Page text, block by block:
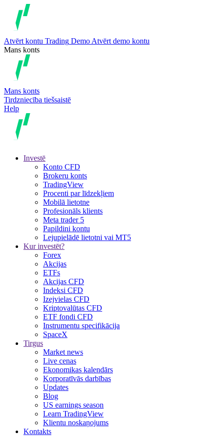
Atvērt kontu Trading Demo Atvērt demo kontu
Mans konts
Mans konts
Tirdzniecība tiešsaistē
Help
Investē
Konto CFD
Brokeru konts
TradingView
Procenti par līdzekļiem
Mobilā lietotne
Profesionāls klients
Meta trader 5
Papildini kontu
Lejupielādē lietotni vai MT5
Kur investēt?
Forex
Akcijas
ETFs
Akcijas CFD
Indeksi CFD
Izejvielas CFD
Kriptovalūtas CFD
ETF fondi CFD
Instrumentu specifikācija
SpaceX
Tirgus
Market news
Live cenas
Ekonomikas kalendārs
Korporatīvās darbības
Updates
Blog
US earnings season
Learn TradingView
Klientu noskaņojums
Kontakts